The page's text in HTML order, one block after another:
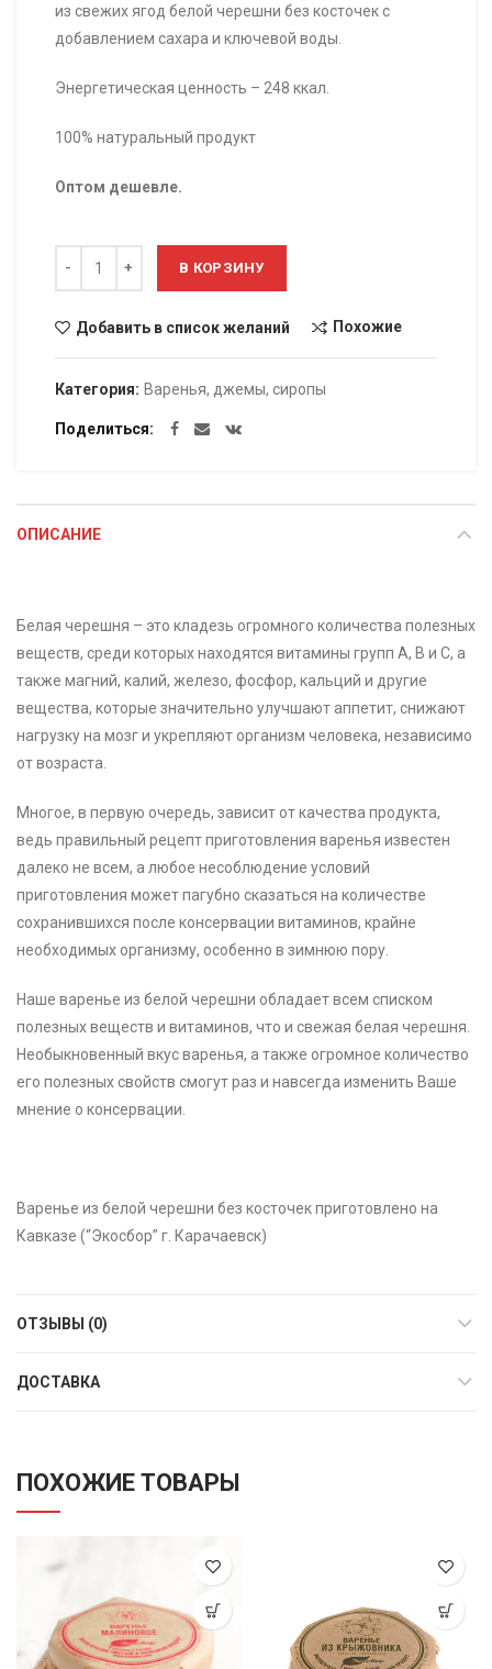
из свежих ягод белой черешни без косточек с
добавлением сахара и ключевой воды.
Энергетическая ценность – 248 ккал.
100% натуральный продукт
Оптом дешевле.
В КОРЗИНУ
Добавить в список желаний Похожие
Категория: Варенья, джемы, сиропы
Поделиться
ОПИСАНИЕ
Белая черешня – это кладезь огромного количества полезных
веществ, среди которых находятся витамины групп A, B и C, а
также магний, калий, железо, фосфор, кальций и другие
вещества, которые значительно улучшают аппетит, снижают
нагрузку на мозг и укрепляют организм человека, независимо
от возраста.
Многое, в первую очередь, зависит от качества продукта,
ведь правильный рецепт приготовления варенья известен
далеко не всем, а любое несоблюдение условий
приготовления может пагубно сказаться на количестве
сохранившихся после консервации витаминов, крайне
необходимых организму, особенно в зимнюю пору.
Наше варенье из белой черешни обладает всем списком
полезных веществ и витаминов, что и свежая белая черешня.
Необыкновенный вкус варенья, а также огромное количество
его полезных свойств смогут раз и навсегда изменить Ваше
мнение о консервации.
Варенье из белой черешни без косточек приготовлено на
Кавказе (“Экосбор” г. Карачаевск)
ОТЗЫВЫ (0)
ДОСТАВКА
ПОХОЖИЕ ТОВАРЫ